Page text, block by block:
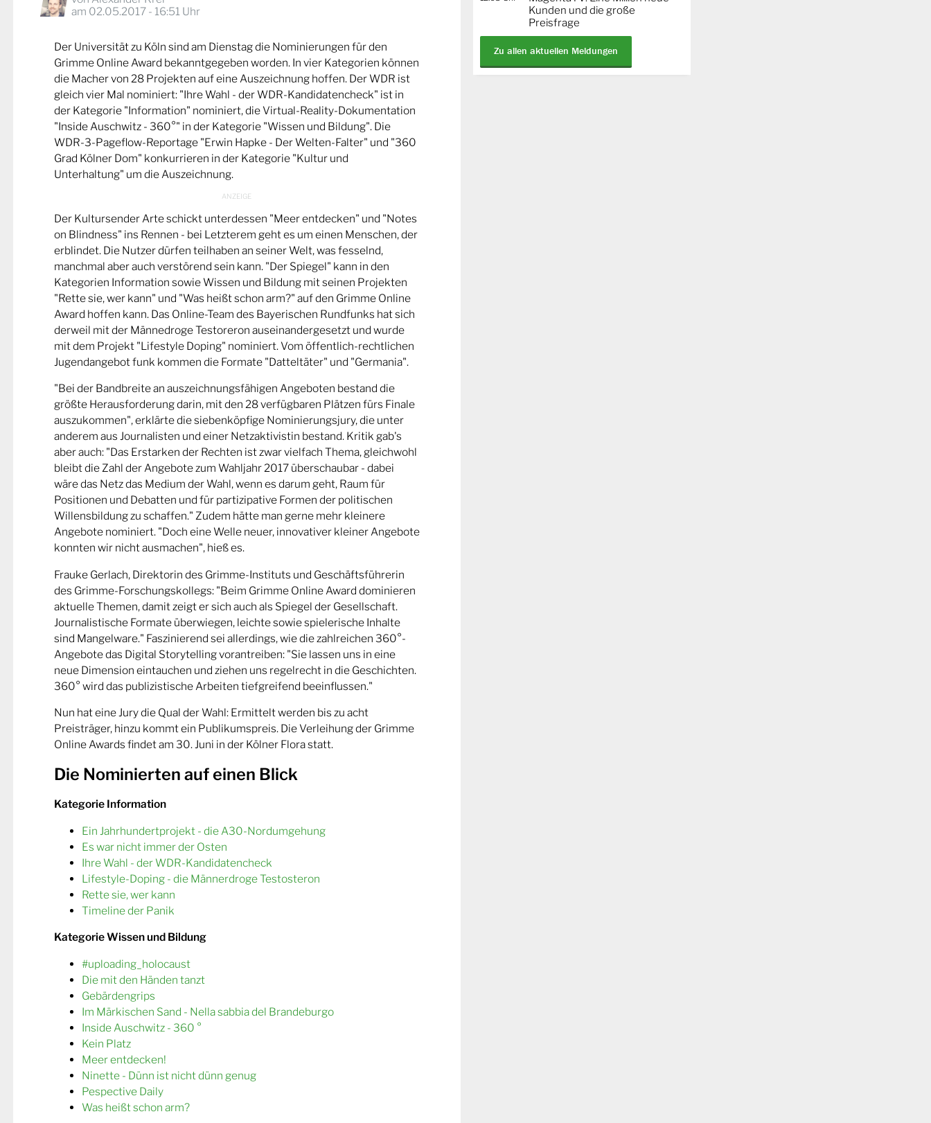
am 02.05.2017 - 16:51 Uhr
Der Universität zu Köln sind am Dienstag die Nominierungen für den
Grimme Online Award bekanntgegeben worden. In vier Kategorien können
die Macher von 28 Projekten auf eine Auszeichnung hoffen. Der WDR ist
gleich vier Mal nominiert: "Ihre Wahl - der WDR-Kandidatencheck" ist in
der Kategorie "Information" nominiert, die Virtual-Reality-Dokumentation
"Inside Auschwitz - 360°" in der Kategorie "Wissen und Bildung". Die
WDR-3-Pageflow-Reportage "Erwin Hapke - Der Welten-Falter" und "360
Grad Kölner Dom" konkurrieren in der Kategorie "Kultur und
Unterhaltung" um die Auszeichnung.
Der Kultursender Arte schickt unterdessen "Meer entdecken" und "Notes
on Blindness" ins Rennen - bei Letzterem geht es um einen Menschen, der
erblindet. Die Nutzer dürfen teilhaben an seiner Welt, was fesselnd,
manchmal aber auch verstörend sein kann. "Der Spiegel" kann in den
Kategorien Information sowie Wissen und Bildung mit seinen Projekten
"Rette sie, wer kann" und "Was heißt schon arm?" auf den Grimme Online
Award hoffen kann. Das Online-Team des Bayerischen Rundfunks hat sich
derweil mit der Männedroge Testoreron auseinandergesetzt und wurde
mit dem Projekt "Lifestyle Doping" nominiert. Vom öffentlich-rechtlichen
Jugendangebot funk kommen die Formate "Datteltäter" und "Germania".
"Bei der Bandbreite an auszeichnungsfähigen Angeboten bestand die
größte Herausforderung darin, mit den 28 verfügbaren Plätzen fürs Finale
auszukommen", erklärte die siebenköpfige Nominierungsjury, die unter
anderem aus Journalisten und einer Netzaktivistin bestand. Kritik gab's
aber auch: "Das Erstarken der Rechten ist zwar vielfach Thema, gleichwohl
bleibt die Zahl der Angebote zum Wahljahr 2017 überschaubar - dabei
wäre das Netz das Medium der Wahl, wenn es darum geht, Raum für
Positionen und Debatten und für partizipative Formen der politischen
Willensbildung zu schaffen." Zudem hätte man gerne mehr kleinere
Angebote nominiert. "Doch eine Welle neuer, innovativer kleiner Angebote
konnten wir nicht ausmachen", hieß es.
Frauke Gerlach, Direktorin des Grimme-Instituts und Geschäftsführerin
des Grimme-Forschungskollegs: "Beim Grimme Online Award dominieren
aktuelle Themen, damit zeigt er sich auch als Spiegel der Gesellschaft.
Journalistische Formate überwiegen, leichte sowie spielerische Inhalte
sind Mangelware." Faszinierend sei allerdings, wie die zahlreichen 360°-
Angebote das Digital Storytelling vorantreiben: "Sie lassen uns in eine
neue Dimension eintauchen und ziehen uns regelrecht in die Geschichten.
360° wird das publizistische Arbeiten tiefgreifend beeinflussen."
Nun hat eine Jury die Qual der Wahl: Ermittelt werden bis zu acht
Preisträger, hinzu kommt ein Publikumspreis. Die Verleihung der Grimme
Online Awards findet am 30. Juni in der Kölner Flora statt.
Die Nominierten auf einen Blick
Kategorie Information
Ein Jahrhundertprojekt - die A30-Nordumgehung
Es war nicht immer der Osten
Ihre Wahl - der WDR-Kandidatencheck
Lifestyle-Doping - die Männerdroge Testosteron
Rette sie, wer kann
Timeline der Panik
Kategorie Wissen und Bildung
#uploading_holocaust
Die mit den Händen tanzt
Gebärdengrips
Im Märkischen Sand - Nella sabbia del Brandeburgo
Inside Auschwitz - 360 °
Kein Platz
Meer entdecken!
Ninette - Dünn ist nicht dünn genug
Pespective Daily
Was heißt schon arm?
Kunden und die große
Preisfrage
Zu allen aktuellen Meldungen